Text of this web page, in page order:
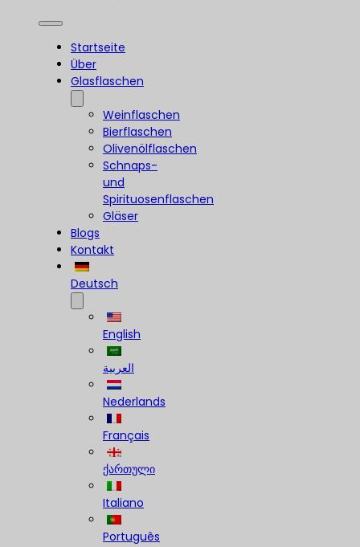
Startseite
Über
Glasflaschen
Weinflaschen
Bierflaschen
Olivenölflaschen
Schnaps-
und
Spirituosenflaschen
Gläser
Blogs
Kontakt
Deutsch
English
العربية
Nederlands
Français
ქართული
Italiano
Português